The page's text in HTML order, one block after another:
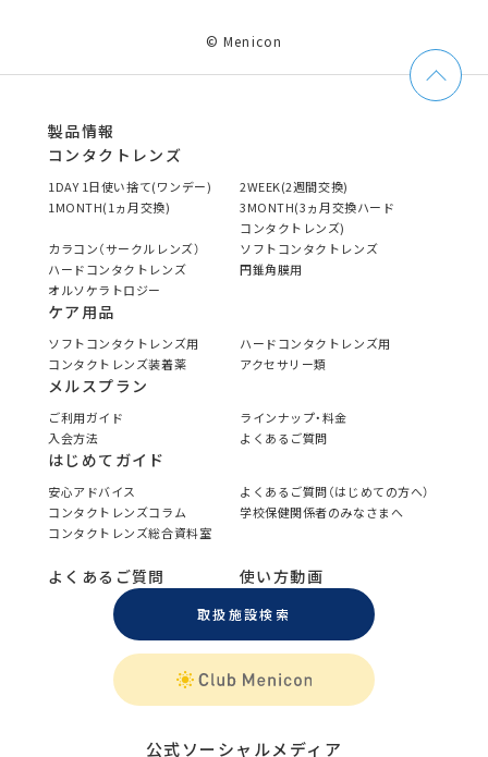
© Menicon
製品情報
コンタクトレンズ
1DAY 1日使い捨て(ワンデー)
2WEEK(2週間交換)
1MONTH(1ヵ月交換)
3MONTH(3ヵ月交換ハード
コンタクトレンズ)
カラコン（サークルレンズ）
ソフトコンタクトレンズ
ハードコンタクトレンズ
円錐角膜用
オルソケラトロジー
ケア用品
ソフトコンタクトレンズ用
ハードコンタクトレンズ用
コンタクトレンズ装着薬
アクセサリー類
メルスプラン
ご利用ガイド
ラインナップ・料金
入会方法
よくあるご質問
はじめてガイド
安心アドバイス
よくあるご質問（はじめての方へ）
コンタクトレンズコラム
学校保健関係者のみなさまへ
コンタクトレンズ総合資料室
よくあるご質問 使い方動画
取扱施設検索
公式ソーシャルメディア